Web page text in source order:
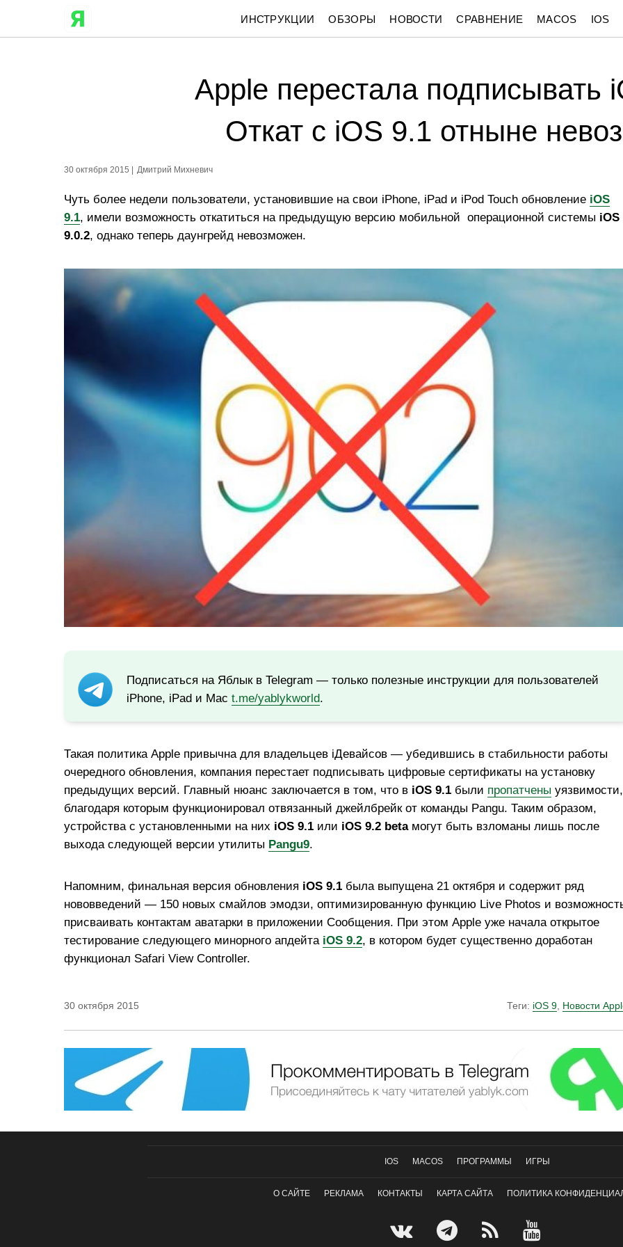
ИНСТРУКЦИИ ОБЗОРЫ НОВОСТИ СРАВНЕНИЕ MACOS IOS
Apple перестала подписывать
Откат с iOS 9.1 отныне
30 октября 2015 | Дмитрий Михневич
Чуть более недели пользователи, установившие на свои iPhone, iPad и iPod Touch обновление iOS
9.1, имели возможность откатиться на предыдущую версию мобильной операционной системы iOS
9.0.2, однако теперь даунгрейд невозможен.
Подписаться на Яблык в Telegram — только полезные инструкции для пользователей
iPhone, iPad и Mac t.me/yablykworld.
Такая политика Apple привычна для владельцев iДевайсов — убедившись в стабильности работы
очередного обновления, компания перестает подписывать цифровые сертификаты на установку
предыдущих версий. Главный нюанс заключается в том, что в iOS 9.1 были пропатчены уязвимости,
благодаря которым функционировал отвязанный джейлбрейк от команды Pangu. Таким образом,
устройства с установленными на них iOS 9.1 или iOS 9.2 betaмогут быть взломаны лишь после
выхода следующей версии утилиты Pangu9.
Напомним, финальная версия обновления iOS 9.1 была выпущена 21 октября и содержит ряд
нововведений — 150 новых смайлов эмодзи, оптимизированную функцию Live Photos и
присваивать контактам аватарки в приложении Сообщения. При этом Apple уже начала открытое
тестирование следующего минорного апдейта iOS 9.2, в котором будет существенно доработан
функционал Safari View Controller.
30 октября 2015 Теги: iOS 9 Новости
IOS MACOS ПРОГРАММЫ ИГРЫ
О САЙТЕ РЕКЛАМА КОНТАКТЫ КАРТА САЙТА ПОЛИТИКА